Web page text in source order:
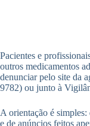
Pacientes e
outros medicamentos
denunciar pelo site da
9782) ou junto à
A orientação é
e de anúncios feitos